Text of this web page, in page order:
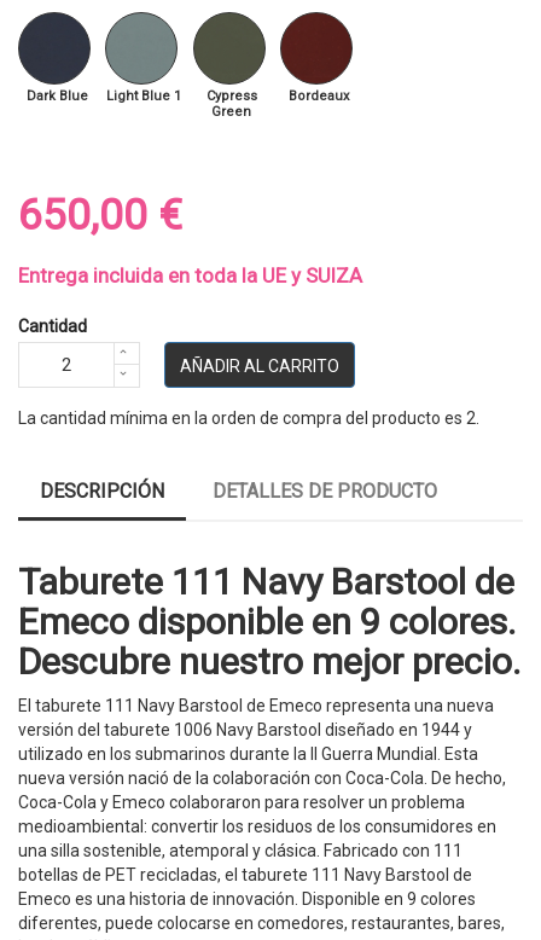
Dark Blue Light Blue 1
Cypress
Green
Bordeaux
650,00 €
Entrega incluida en toda la UE y SUIZA
Cantidad
AÑADIR AL CARRITO
La cantidad mínima en la orden de compra del producto es 2.
DESCRIPCIÓN DETALLES DE PRODUCTO
Taburete 111 Navy Barstool de
Emeco disponible en 9 colores.
Descubre nuestro mejor precio.
El taburete 111 Navy Barstool de Emeco representa una nueva
versión del taburete 1006 Navy Barstool diseñado en 1944 y
utilizado en los submarinos durante la II Guerra Mundial. Esta
nueva versión nació de la colaboración con Coca-Cola. De hecho,
Coca-Cola y Emeco colaboraron para resolver un problema
medioambiental: convertir los residuos de los consumidores en
una silla sostenible, atemporal y clásica. Fabricado con 111
botellas de PET recicladas, el taburete 111 Navy Barstool de
Emeco es una historia de innovación. Disponible en 9 colores
diferentes, puede colocarse en comedores, restaurantes, bares,